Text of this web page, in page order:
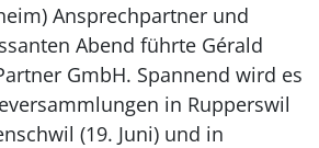
Ansprechpartner und
Abend führte Gérald
GmbH. Spannend wird es
in Rupperswil
(19. Juni) und in